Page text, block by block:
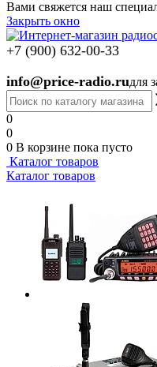
Вами свяжется наш
Закрыть окно
+7 (900) 632-00-33
info@price-radio.ruдля
0
0
0 В корзине пока пусто
Каталог товаров
Каталог товаров